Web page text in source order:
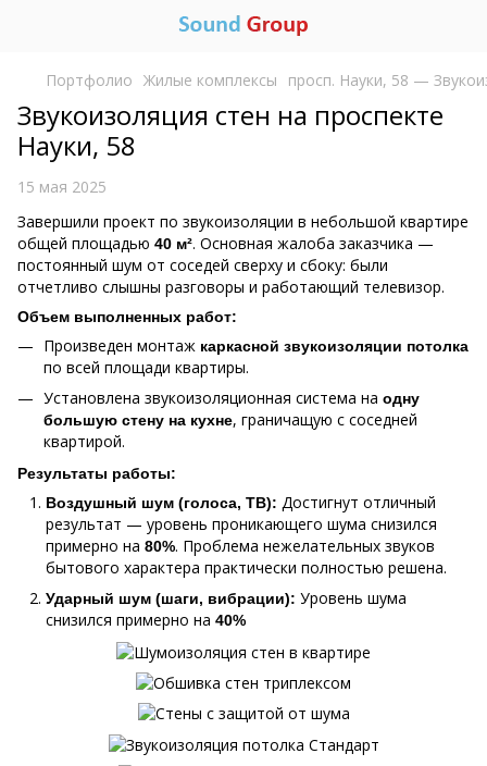
Портфолио Жилые комплексы просп. Науки, 58 —
Звукоизоляция стен на проспекте
Науки, 58
15 мая 2025
Завершили проект по звукоизоляции в небольшой квартире
общей площадью 40 м². Основная жалоба заказчика —
постоянный шум от соседей сверху и сбоку: были
отчетливо слышны разговоры и работающий телевизор.
Объем выполненных работ:
Произведен монтаж каркасной звукоизоляции потолка
по всей площади квартиры.
Установлена звукоизоляционная система на одну
большую стену на кухне, граничащую с соседней
квартирой.
Результаты работы:
Воздушный шум (голоса, ТВ): Достигнут отличный
результат — уровень проникающего шума снизился
примерно на 80%. Проблема нежелательных звуков
бытового характера практически полностью решена.
Ударный шум (шаги, вибрации): Уровень шума
снизился примерно на 40%